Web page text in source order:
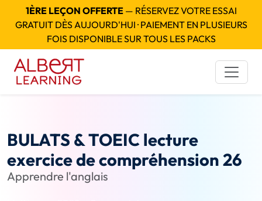
1ÈRE LEÇON OFFERTE— RÉSERVEZ VOTRE ESSAI
GRATUIT DÈS AUJOURD'HUI · PAIEMENT EN PLUSIEURS
FOIS DISPONIBLE SUR TOUS LES PACKS
BULATS & TOEIC lecture
exercice de compréhension 26
Apprendre l'anglais